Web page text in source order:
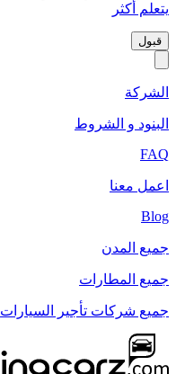
يتعلم أكثر
قبول
الشركة
البنود و الشروط
FAQ
اعمل معنا
Blog
جميع المدن
جميع المطارات
جميع شركات تأجير السيارات